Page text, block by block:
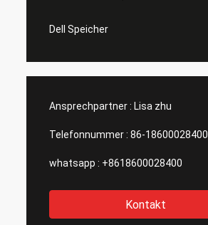
Dell Speicher
Ansprechpartner : Lisa zhu
Telefonnummer : 86-18600028400
whatsapp : +8618600028400
Kontakt